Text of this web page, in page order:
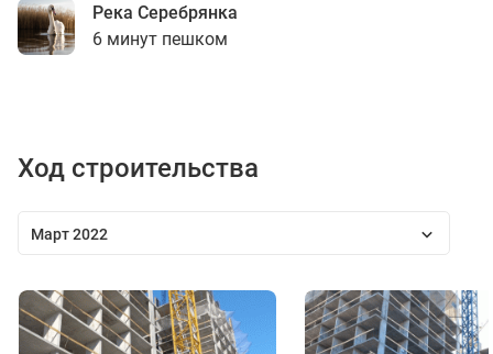
Река Серебрянка
6 минут пешком
Ход строительства
Март 2022